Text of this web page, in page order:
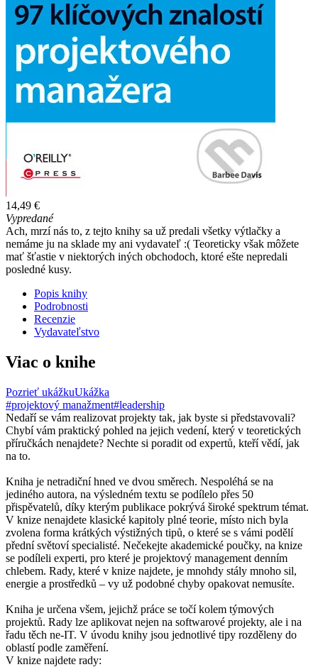
14,49 €
Vypredané
Ach, mrzí nás to, z tejto knihy sa už predali všetky výtlačky a
nemáme ju na sklade my ani vydavateľ :( Teoreticky však môžete
mať šťastie v niektorých iných obchodoch, ktoré ešte nepredali
posledné kusy.
Popis knihy
Podrobnosti
Recenzie
Vydavateľstvo
Viac o knihe
Pozrieť ukážkuUkážka
#projektový manažment#leadership
Nedaří se vám realizovat projekty tak, jak byste si představovali?
Chybí vám praktický pohled na jejich vedení, který v teoretických
příručkách nenajdete? Nechte si poradit od expertů, kteří vědí, jak
na to.
Kniha je netradiční hned ve dvou směrech. Nespoléhá se na
jediného autora, na výsledném textu se podílelo přes 50
přispěvatelů, díky kterým publikace pokrývá široké spektrum témat.
V knize nenajdete klasické kapitoly plné teorie, místo nich byla
zvolena forma krátkých výstižných tipů, o které se s vámi podělí
přední světoví specialisté. Nečekejte akademické poučky, na knize
se podíleli experti, pro které je projektový management denním
chlebem. Rady, které v knize najdete, je mnohdy stály mnoho sil,
energie a prostředků – vy už podobné chyby opakovat nemusíte.
Kniha je určena všem, jejichž práce se točí kolem týmových
projektů. Rady lze aplikovat nejen na softwarové projekty, ale i na
řadu těch ne-IT. V úvodu knihy jsou jednotlivé tipy rozděleny do
oblastí podle zaměření.
V knize najdete rady: